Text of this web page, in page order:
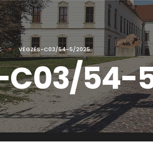
VÉGZÉS-C03/54-5/2025.
C03/54-